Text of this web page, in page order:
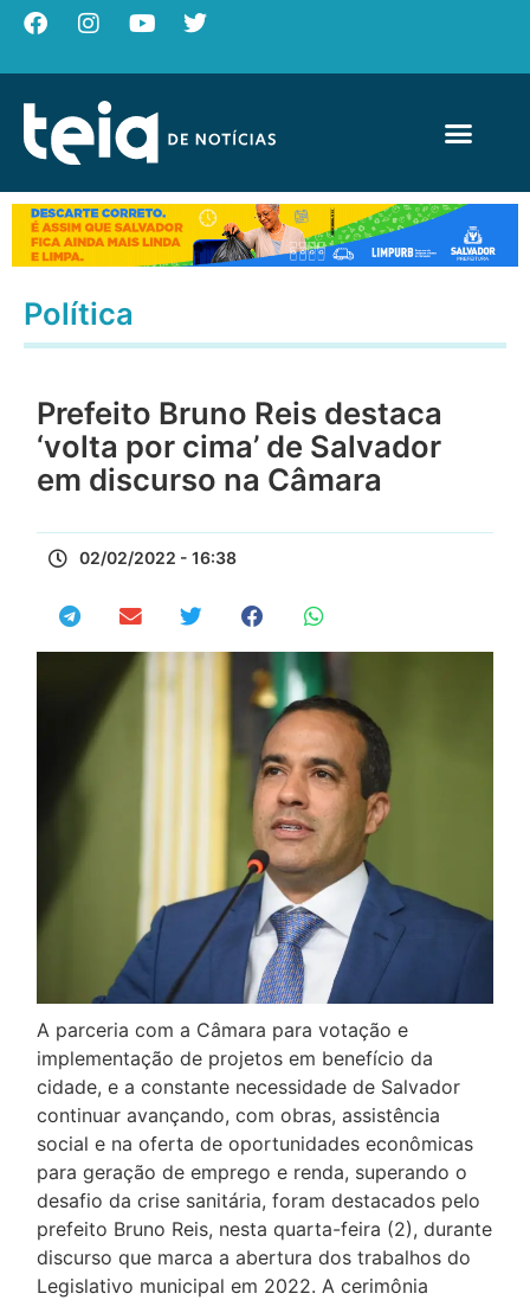
Política
Prefeito Bruno Reis destaca
‘volta por cima’ de Salvador
em discurso na Câmara
02/02/2022 - 16:38
A parceria com a Câmara para votação e
implementação de projetos em benefício da
cidade, e a constante necessidade de Salvador
continuar avançando, com obras, assistência
social e na oferta de oportunidades econômicas
para geração de emprego e renda, superando o
desafio da crise sanitária, foram destacados pelo
prefeito Bruno Reis, nesta quarta-feira (2), durante
discurso que marca a abertura dos trabalhos do
Legislativo municipal em 2022. A cerimônia